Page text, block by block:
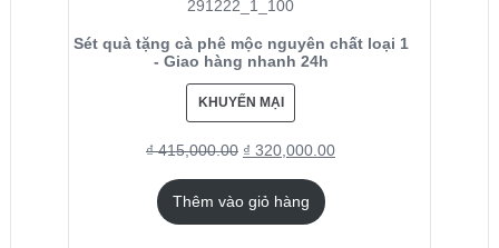
Sét quà tặng cà phê mộc nguyên chất loại 1
- Giao hàng nhanh 24h
KHUYẾN MẠI
₫415,000.00 ₫ 320,000.00
Thêm vào giỏ hàng